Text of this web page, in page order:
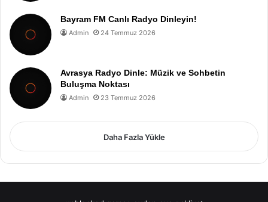
Bayram FM Canlı Radyo Dinleyin!
Admin 24 Temmuz 2026
Avrasya Radyo Dinle: Müzik ve Sohbetin
Buluşma Noktası
Admin 23 Temmuz 2026
Daha Fazla Yükle